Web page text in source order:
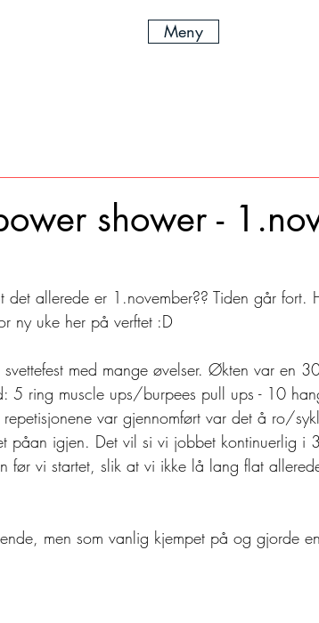
Meny
shower -
det allerede er 1.november?? Tiden går fort.
ny uke her på verftet :D
med mange øvelser. Økten var en
5 ring muscle ups/burpees pull ups - 10
var gjennomført var det å ro/
påan igjen. Det vil si vi jobbet kontinuerlig i
før vi startet, slik at vi ikke lå lang flat
men som vanlig kjempet på og gjorde